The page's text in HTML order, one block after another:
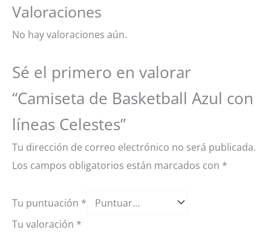
Valoraciones
No hay valoraciones aún.
Sé el primero en valorar
“Camiseta de Basketball Azul con
líneas Celestes”
Tu dirección de correo electrónico no será publicada.
Los campos obligatorios están marcados con *
Tu puntuación *
Tu valoración *